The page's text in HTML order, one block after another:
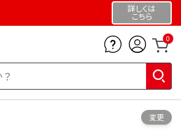
詳しくは
こちら
0
変更